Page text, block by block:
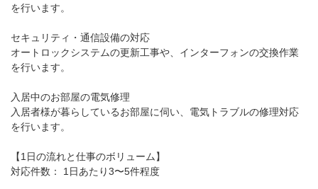
を行います。
セキュリティ・通信設備の対応
オートロックシステムの更新工事や、インターフォンの交換作業
を行います。
入居中のお部屋の電気修理
入居者様が暮らしているお部屋に伺い、電気トラブルの修理対応
を行います。
【1日の流れと仕事のボリューム】
対応件数： 1日あたり3〜5件程度